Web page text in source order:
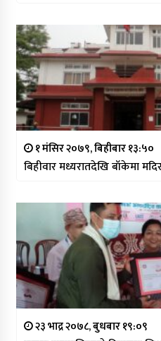
१ मंसिर २०७९, बिहीबार १३:५०
बिहीवार मध्यरातदेखि बाँकेमा
२३ भाद्र २०७८, बुधबार १९:०९